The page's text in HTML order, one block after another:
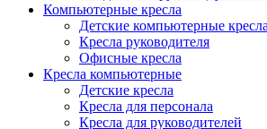
Компьютерные кресла
Детские компьютерные кресла
Кресла руководителя
Офисные кресла
Кресла компьютерные
Детские кресла
Кресла для персонала
Кресла для руководителей